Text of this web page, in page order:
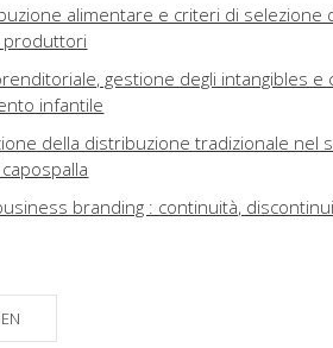
alimentare e criteri di
produttori
gestione degli intangibles
infantile
della distribuzione tradizionale
branding : continuità,